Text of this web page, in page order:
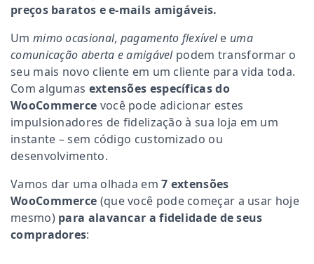
preços baratos e e-mails amigáveis.
Um mimo ocasional, pagamento flexívele uma
comunicação aberta e amigávelpodem transformar o
seu mais novo cliente em um cliente para vida toda.
Com algumas extensões específicas do
WooCommerce você pode adicionar estes
impulsionadores de fidelização à sua loja em um
instante – sem código customizado ou
desenvolvimento.
Vamos dar uma olhada em7 extensões
WooCommerce (que você pode começar a usar hoje
mesmo) para alavancar a fidelidade de seus
compradores: